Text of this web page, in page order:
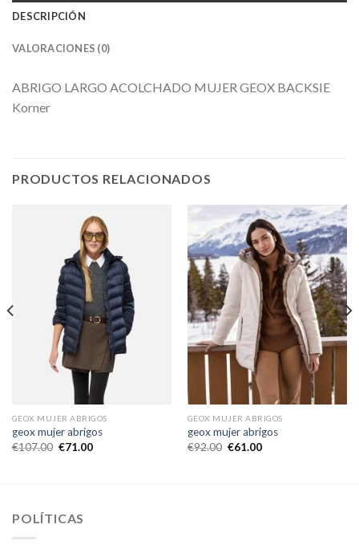
DESCRIPCIÓN
VALORACIONES (0)
ABRIGO LARGO ACOLCHADO MUJER GEOX BACKSIE
Korner
PRODUCTOS RELACIONADOS
GEOX MUJER ABRIGOS
geox mujer abrigos
€107.00 €71.00
GEOX MUJER ABRIGOS
geox mujer abrigos
€92.00 €61.00
POLÍTICAS